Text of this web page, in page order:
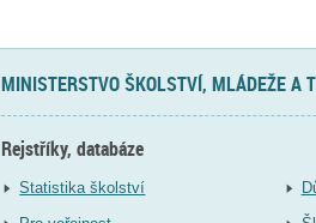
MINISTERSTVO ŠKOLSTVÍ, MLÁDEŽE A
Rejstříky, databáze
Statistika školství